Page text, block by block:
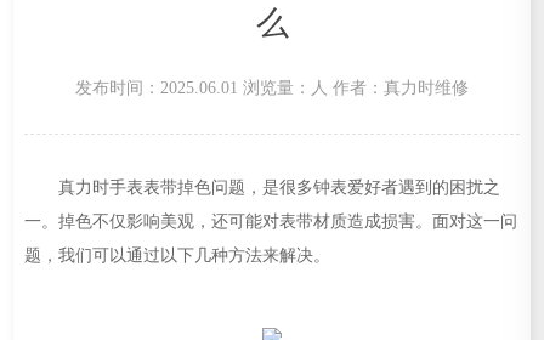
么
发布时间：2025.06.01 浏览量： 人 作者：真力时维修
真力时手表表带掉色问题，是很多钟表爱好者遇到的困扰之
一。掉色不仅影响美观，还可能对表带材质造成损害。面对这一问
题，我们可以通过以下几种方法来解决。